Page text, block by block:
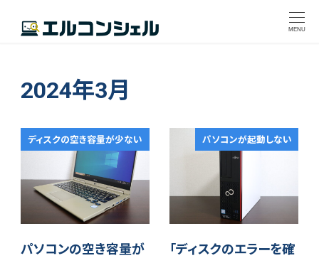
MENU
2024年3月
ディスクの空き容量が少ない
パソコンの空き容量が
パソコンが起動しない
「ディスクのエラーを確